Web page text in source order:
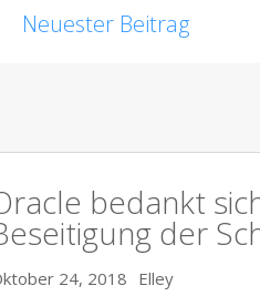
Neuester Beitrag
bedankt
der
24, 2018 Elley